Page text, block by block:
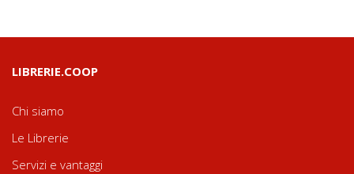
LIBRERIE.COOP
Chi siamo
Le Librerie
Servizi e vantaggi